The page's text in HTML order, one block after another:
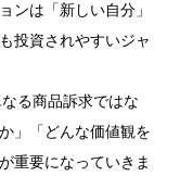
ンは「新しい自分」
投資されやすいジャ
る商品訴求ではな
」「どんな価値観を
重要になっていきま